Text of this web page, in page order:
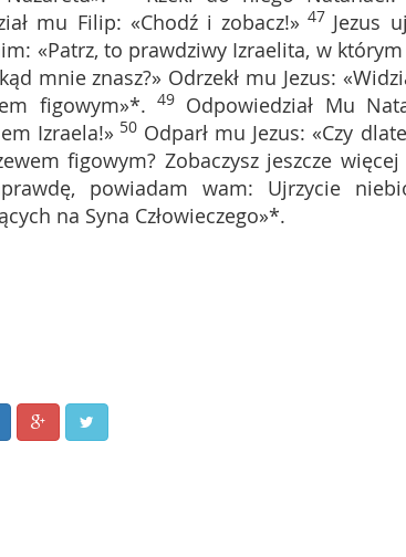
mu Filip: «Chodź i zobacz!» 47 Jezus
«Patrz, to prawdziwy Izraelita, w
mnie znasz?» Odrzekł mu Jezus:
figowym»*. 49 Odpowiedział Mu
Izraela!» 50 Odparł mu Jezus: «Czy
figowym? Zobaczysz jeszcze
powiadam wam: Ujrzycie
na Syna Człowieczego»*.